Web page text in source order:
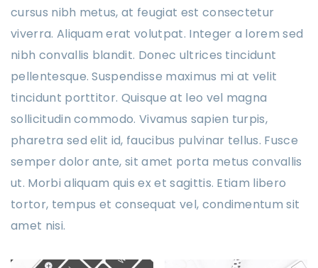
cursus nibh metus, at feugiat est consectetur
viverra. Aliquam erat volutpat. Integer a lorem sed
nibh convallis blandit. Donec ultrices tincidunt
pellentesque. Suspendisse maximus mi at velit
tincidunt porttitor. Quisque at leo vel magna
sollicitudin commodo. Vivamus sapien turpis,
pharetra sed elit id, faucibus pulvinar tellus. Fusce
semper dolor ante, sit amet porta metus convallis
ut. Morbi aliquam quis ex et sagittis. Etiam libero
tortor, tempus et consequat vel, condimentum sit
amet nisi.